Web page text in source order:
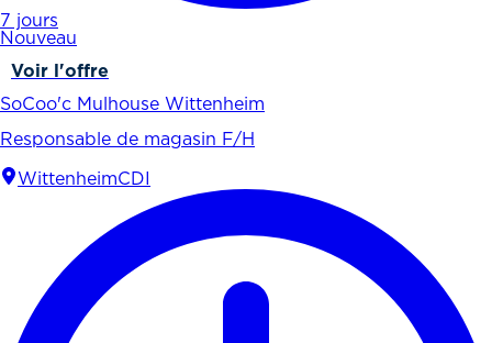
7 jours
Nouveau
Voir l'offre
SoCoo'c Mulhouse Wittenheim
Responsable de magasin F/H
WittenheimCDI